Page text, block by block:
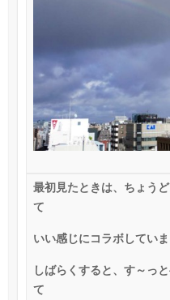
最初見たときは、ちょう
て
いい感じにコラボしていま
しばらくすると、す～っ
て